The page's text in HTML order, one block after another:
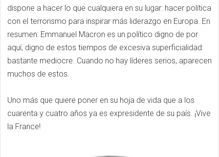
dispone a hacer lo que cualquiera en su lugar: hacer política
con el terrorismo para inspirar más liderazgo en Europa. En
resumen: Emmanuel Macron es un político digno de por
aquí, digno de estos tiempos de excesiva superficialidad:
bastante mediocre. Cuando no hay líderes serios, aparecen
muchos de estos.
Uno más que quiere poner en su hoja de vida que a los
cuarenta y cuatro años ya es expresidente de su país. ¡Vive
la France!